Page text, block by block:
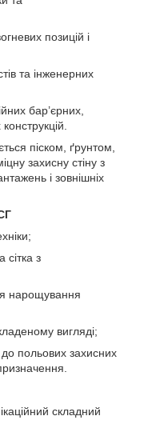
позицій і
та інженерних
бар’єрних,
піском, ґрунтом,
захисну стіну з
і зовнішніх
сітка з
нарощування
вигляді;
до польових захисних
складний